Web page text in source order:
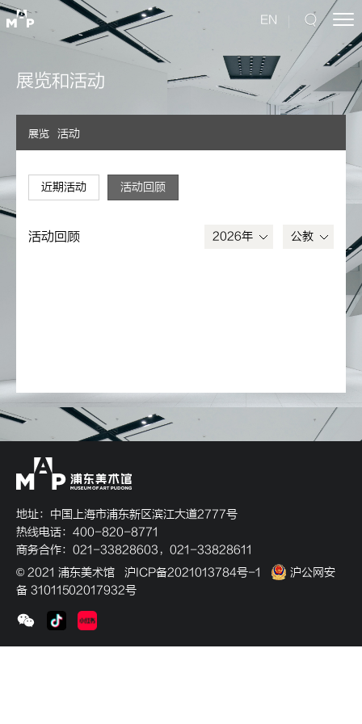
EN
展览和活动
展览 活动
近期活动 活动回顾
活动回顾 2026年 公教
地址：中国上海市浦东新区滨江大道2777号
热线电话：400-820-8771
商务合作：021-33828603，021-33828611
© 2021 浦东美术馆 沪ICP备2021013784号-1
沪公网安
备 31011502017932号